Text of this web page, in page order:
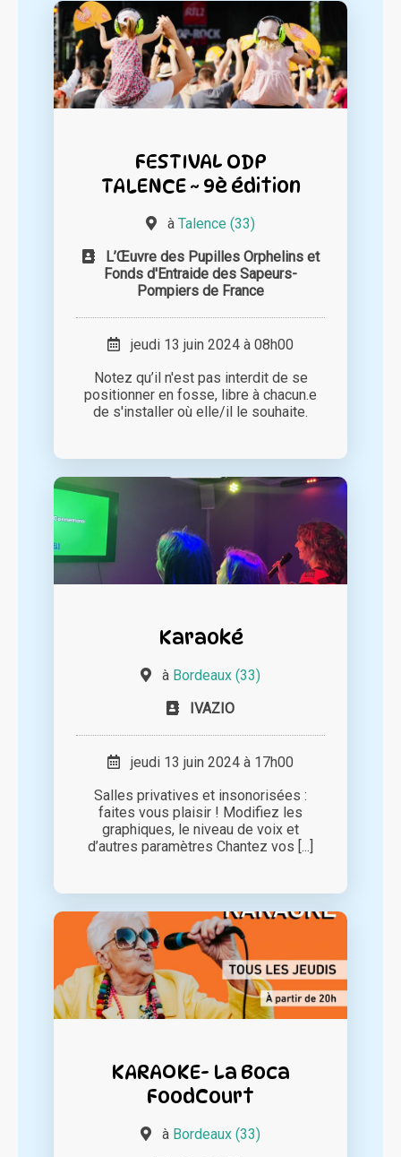
FESTIVAL ODP
TALENCE ~ 9è édition
à Talence (33)
L’Œuvre des Pupilles Orphelins et
Fonds d'Entraide des Sapeurs-
Pompiers de France
jeudi 13 juin 2024 à 08h00
Notez qu’il n'est pas interdit de se
positionner en fosse, libre à chacun.e
de s'installer où elle/il le souhaite.
Karaoké
à Bordeaux (33)
IVAZIO
jeudi 13 juin 2024 à 17h00
Salles privatives et insonorisées :
faites vous plaisir ! Modifiez les
graphiques, le niveau de voix et
d’autres paramètres Chantez vos [...]
KARAOKE- La Boca
FoodCourt
à Bordeaux (33)